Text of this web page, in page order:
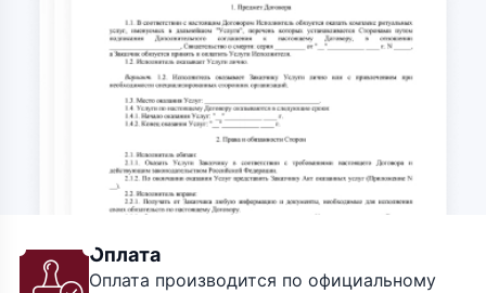
Оплата
Оплата производится по официальному